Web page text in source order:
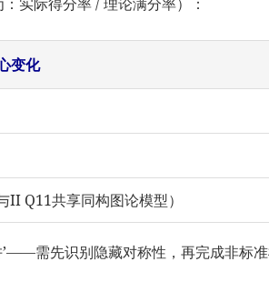
变化
Q11共享同构图论模型）
需先识别隐藏对称性，再完成非标